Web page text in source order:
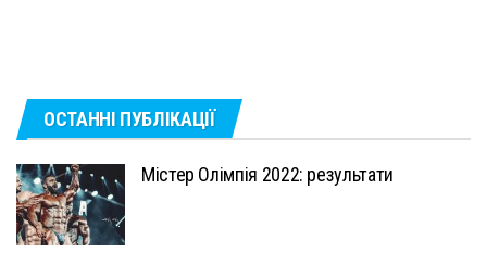
ОСТАННІ ПУБЛІКАЦІЇ
Містер Олімпія 2022: результати